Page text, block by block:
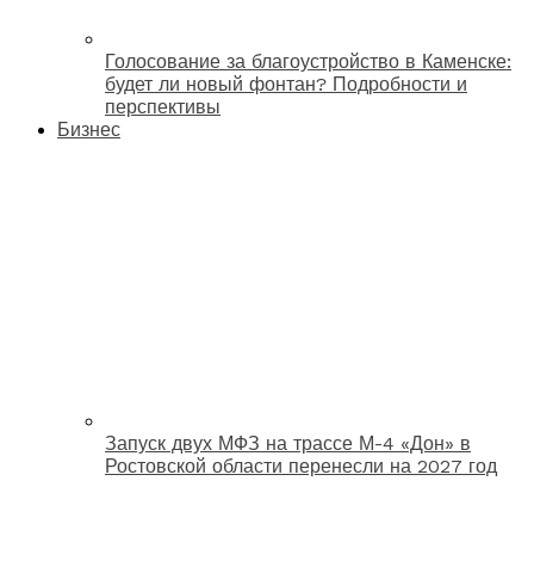
Голосование за благоустройство в Каменске:
будет ли новый фонтан? Подробности и
перспективы
Бизнес
Запуск двух МФЗ на трассе М-4 «Дон» в
Ростовской области перенесли на 2027 год